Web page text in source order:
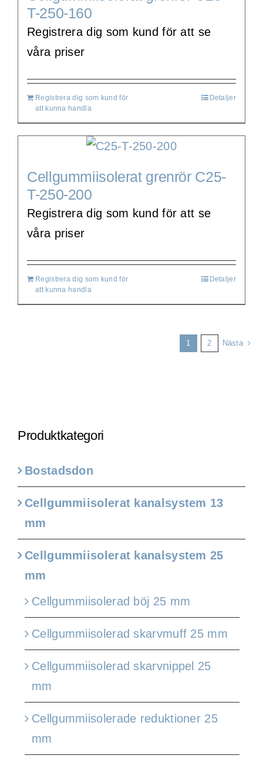
T-250-160
Registrera dig som kund för att se
våra priser
Registrera dig som kund för
att kunna handla
Detaljer
Cellgummiisolerat grenrör C25-
T-250-200
Registrera dig som kund för att se
våra priser
Registrera dig som kund för
att kunna handla
Detaljer
1 2 Nästa
Produktkategori
Bostadsdon
Cellgummiisolerat kanalsystem 13
mm
Cellgummiisolerat kanalsystem 25
mm
Cellgummiisolerad böj 25 mm
Cellgummiisolerad skarvmuff 25 mm
Cellgummiisolerad skarvnippel 25
mm
Cellgummiisolerade reduktioner 25
mm